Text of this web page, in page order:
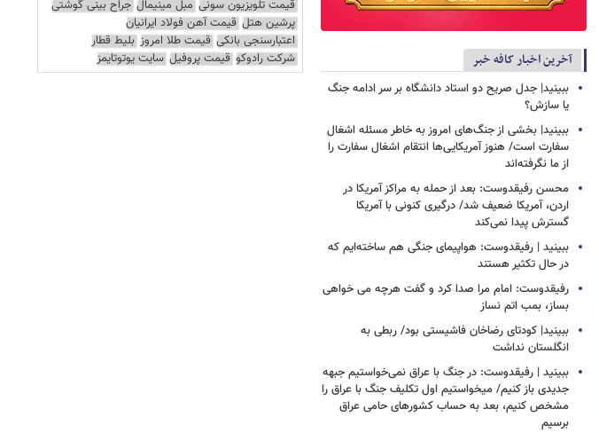
آخرین اخبار کافه خبر
ببینید| جدل صریح دو استاد دانشگاه بر سر ادامه جنگ
یا سازش؟
ببینید| بخشی از جنگ‌های امروز به خاطر مسئله اشغال
سفارت است/ هنوز آمریکایی‌ها انتقام اشغال سفارت را
از ما نگرفته‌اند
محسن رفیقدوست: بعد از حمله به مراکز آمریکا در
اردن، آمریکا ضعیف شد/ درگیری کنونی با آمریکا
گسترش پیدا نمی‌کند
ببینید | رفیقدوست: هواپیمای جنگی هم ساخته‌ایم که
در حال تکثیر هستند
رفیقدوست: امام مرا صدا کرد و گفت هرچه می خواهی
بساز، بمب اتم نساز
ببینید| کودتای رضاخان فاشیستی بود/ ربطی به
انگلستان نداشت
ببینید | رفیقدوست: در جنگ با عراق نمی‌خواستیم جبهه
جدیدی باز کنیم/ میخواستیم اول تکلیف جنگ با عراق را
مشخص کنیم، بعد به حساب کشورهای حامی عراق
برسیم
قیمت تلویزیون سونی مبل مینیمال جراح بینی گوشتی
پرشین هتل قیمت آهن فولاد ایرانیان
اعتبارسنجی بانکی قیمت طلا امروز بلیط قطار
شرکت رادوکو قیمت پروفیل سایت یوتوتایمز